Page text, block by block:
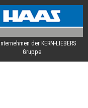
der KERN-LIEBERS
Gruppe